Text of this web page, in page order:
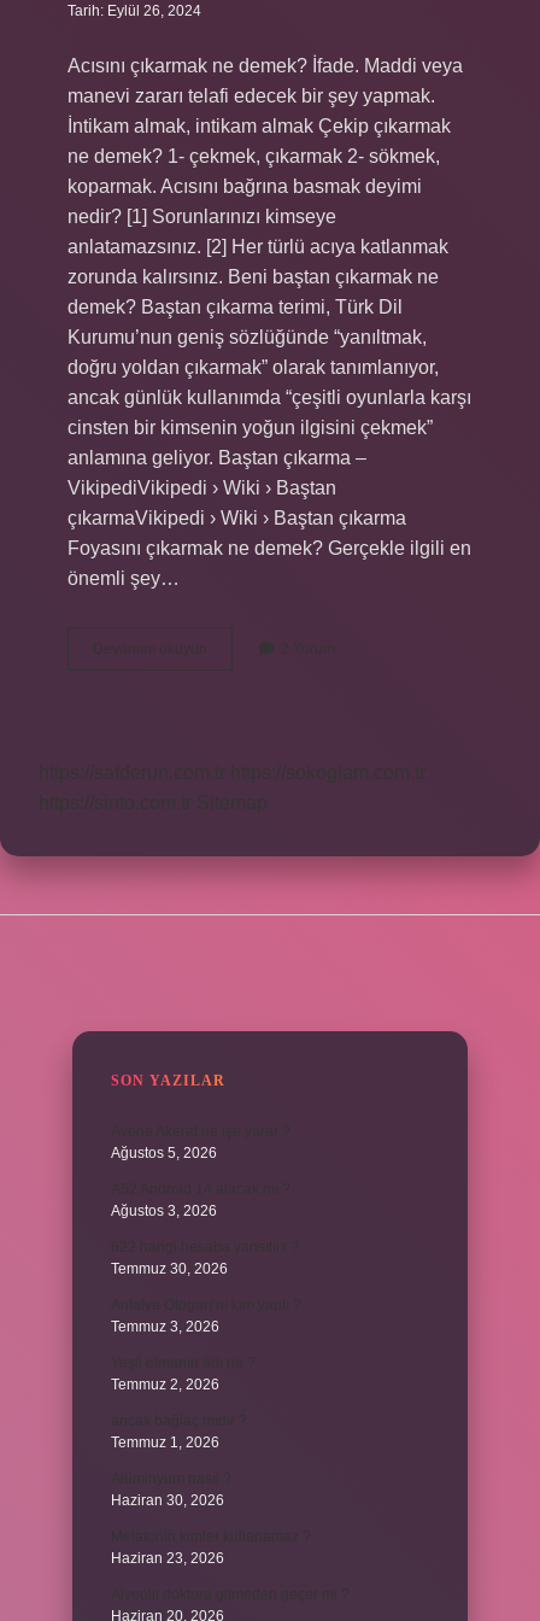
Tarih: Eylül 26, 2024
Acısını çıkarmak ne demek? İfade. Maddi veya
manevi zararı telafi edecek bir şey yapmak.
İntikam almak, intikam almak Çekip çıkarmak
ne demek? 1- çekmek, çıkarmak 2- sökmek,
koparmak. Acısını bağrına basmak deyimi
nedir? [1] Sorunlarınızı kimseye
anlatamazsınız. [2] Her türlü acıya katlanmak
zorunda kalırsınız. Beni baştan çıkarmak ne
demek? Baştan çıkarma terimi, Türk Dil
Kurumu’nun geniş sözlüğünde “yanıltmak,
doğru yoldan çıkarmak” olarak tanımlanıyor,
ancak günlük kullanımda “çeşitli oyunlarla karşı
cinsten bir kimsenin yoğun ilgisini çekmek”
anlamına geliyor. Baştan çıkarma –
VikipediVikipedi › Wiki › Baştan
çıkarmaVikipedi › Wiki › Baştan çıkarma
Foyasını çıkarmak ne demek? Gerçekle ilgili en
önemli şey…
Devamını okuyun
Cıcığını
2 Yorum
https://safderun.com.tr
https://sokoglam.com.tr
https://sinto.com.tr
Sitemap
SON YAZILAR
Ağustos 5, 2026
Ağustos 3, 2026
Temmuz 30, 2026
Temmuz 3, 2026
Temmuz 2, 2026
Temmuz 1, 2026
Haziran 30, 2026
Haziran 23, 2026
Haziran 20, 2026